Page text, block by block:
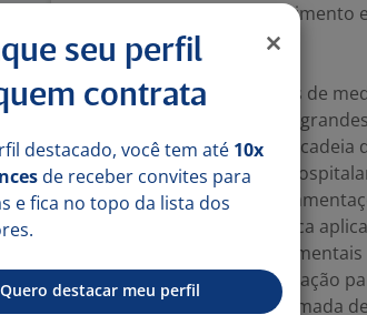
Excel avançado e
Business Intelligence.
Diferenciais
Experiência em empresas de
laboratórios de apoio ou
Experiência na gestão de
laboratoriais, materiais
Conhecimento das
armazenamento e logística
Competências comportamentais
Visão estratégica e orientação
Capacidade analítica e tomada
seu perfil
contrata
destacado, você tem até 10x
de receber convites para
e fica no topo da lista dos
Quero destacar meu perfil